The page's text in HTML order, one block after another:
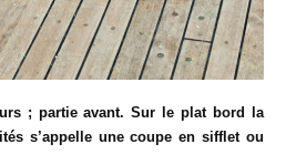
; partie avant. Sur le plat bord la
s’appelle une coupe en sifflet ou